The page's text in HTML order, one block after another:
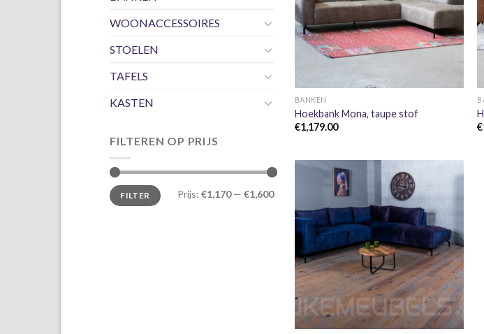
WOONACCESSOIRES
STOELEN
TAFELS
KASTEN
FILTEREN OP PRIJS
Min.
prijs
Max.
prijsFILTER Prijs: €1,170— €1,600
BANKEN
Hoekbank Mona, taupe stof
€1,179.00
€
+